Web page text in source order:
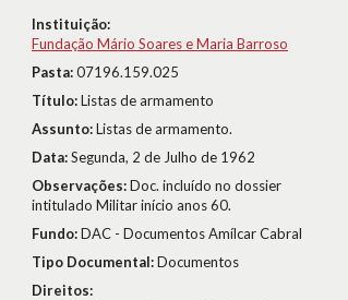
Instituição:
Fundação Mário Soares e Maria Barroso
Pasta:07196.159.025
Título:Listas de armamento
Assunto:Listas de armamento.
Data:Segunda, 2 de Julho de 1962
Observações:Doc. incluído no dossier
intitulado Militar início anos 60.
Fundo:DAC - Documentos Amílcar Cabral
Tipo Documental:Documentos
Direitos: